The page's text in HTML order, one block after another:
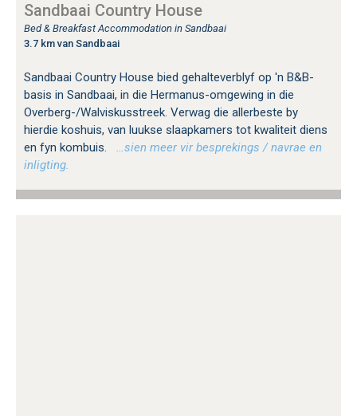
Sandbaai Country House
Bed & Breakfast Accommodation in Sandbaai
3.7 km van Sandbaai
Sandbaai Country House bied gehalteverblyf op 'n B&B-
basis in Sandbaai, in die Hermanus-omgewing in die
Overberg-/Walviskusstreek. Verwag die allerbeste by
hierdie koshuis, van luukse slaapkamers tot kwaliteit diens
en fyn kombuis.
…sien meer vir besprekings / navrae en
inligting.